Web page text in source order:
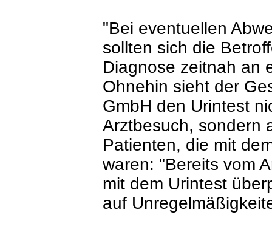
"Bei eventuellen
sollten sich die
Diagnose zeitnah an
Ohnehin sieht der
GmbH den Urintest
Arztbesuch, sondern
Patienten, die mit
waren: "Bereits vom
mit dem Urintest
auf